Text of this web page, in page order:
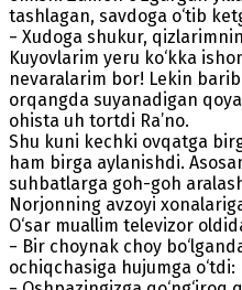
tashlagan, savdoga o‘tib
− Xudoga shukur,
Kuyovlarim yeru ko‘kka
nevaralarim bor! Lekin
orqangda suyanadigan
ohista uh tortdi Ra’no.
Shu kuni kechki ovqatga
ham birga aylanishdi.
suhbatlarga goh-goh
Norjonning avzoyi
O‘sar muallim televizor
− Bir choynak choy
ochiqchasiga hujumga o‘tdi: